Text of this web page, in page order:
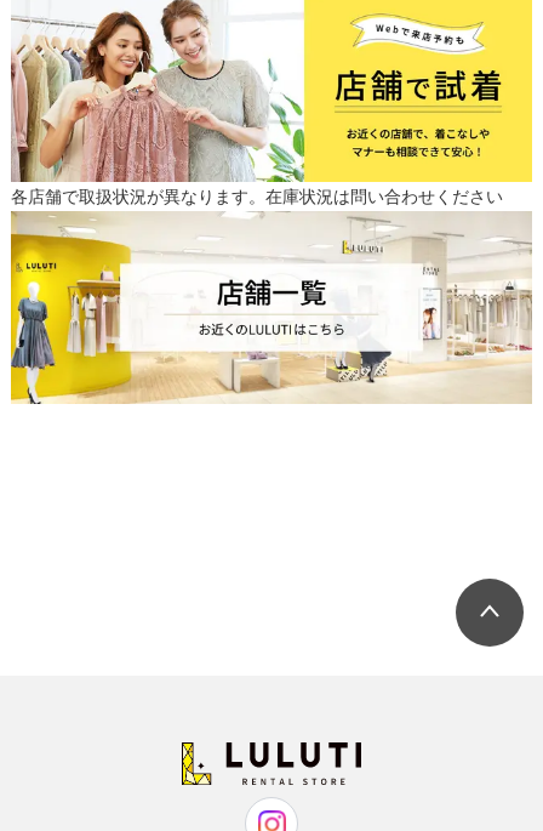
各店舗で取扱状況が異なります。在庫状況は問い合わせください